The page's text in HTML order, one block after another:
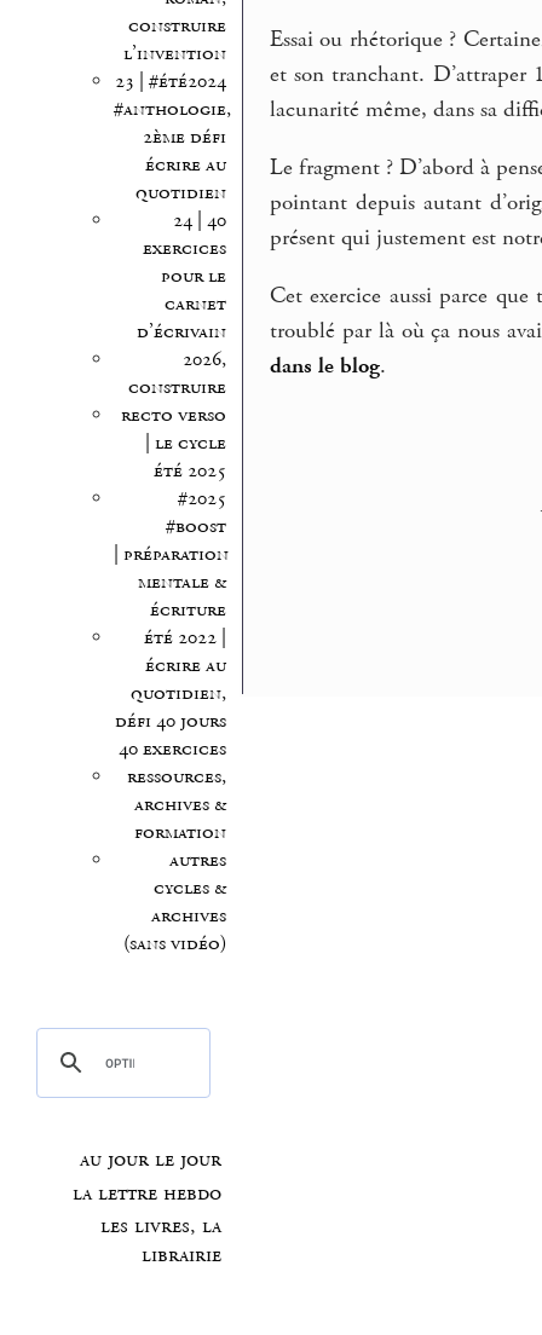
construire
l’invention
23 | #été2024
#anthologie,
2ème défi
écrire au
quotidien
24 | 40
exercices
pour le
carnet
d’écrivain
2026,
construire
recto verso
| le cycle
été 2025
#2025
#boost
| préparation
mentale &
écriture
été 2022 |
écrire au
quotidien,
défi 40 jours
40 exercices
ressources,
archives &
formation
autres
cycles &
archives
(sans vidéo)
au jour le jour
la lettre hebdo
les livres, la
librairie
Essai ou rhétorique ?
et son tranchant. D’attraper
lacunarité même, dans sa
Le fragment ? D’abord à
pointant depuis autant
présent qui justement est
Cet exercice aussi parce
troublé par là où ça nous
dans le blog.